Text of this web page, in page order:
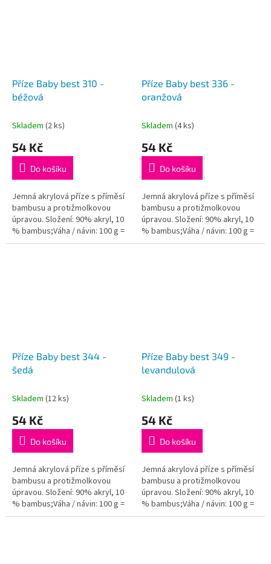
Příze Baby best 310 -
béžová
Skladem (2 ks)
54 Kč
Do košíku
Jemná akrylová příze s příměsí
bambusu a protižmolkovou
úpravou. Složení: 90% akryl, 10
% bambus;Váha / návin: 100 g =
240 m;Doporučená velikost
Příze Baby best 336 -
oranžová
Skladem (4 ks)
54 Kč
Do košíku
Jemná akrylová příze s příměsí
bambusu a protižmolkovou
úpravou. Složení: 90% akryl, 10
% bambus;Váha / návin: 100 g =
240 m;Doporučená velikost
Příze Baby best 344 -
šedá
Skladem (12 ks)
54 Kč
Do košíku
Jemná akrylová příze s příměsí
bambusu a protižmolkovou
úpravou. Složení: 90% akryl, 10
% bambus;Váha / návin: 100 g =
240 m;Doporučená velikost
Příze Baby best 349 -
levandulová
Skladem (1 ks)
54 Kč
Do košíku
Jemná akrylová příze s příměsí
bambusu a protižmolkovou
úpravou. Složení: 90% akryl, 10
% bambus;Váha / návin: 100 g =
240 m;Doporučená velikost